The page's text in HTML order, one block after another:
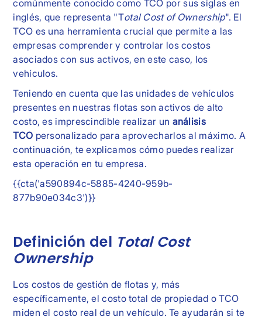
comúnmente conocido como TCO por sus siglas en
inglés, que representa "Total Cost of Ownership". El
TCO es una herramienta crucial que permite a las
empresas comprender y controlar los costos
asociados con sus activos, en este caso, los
vehículos.
Teniendo en cuenta que las unidades de vehículos
presentes en nuestras flotas son activos de alto
costo, es imprescindible realizar un análisis
TCO personalizado para aprovecharlos al máximo. A
continuación, te explicamos cómo puedes realizar
esta operación en tu empresa.
{{cta('a590894c-5885-4240-959b-
877b90e034c3')}}
Definición del Total Cost
Ownership
Los costos de gestión de flotas y, más
específicamente, el costo total de propiedad o TCO
miden el costo real de un vehículo. Te ayudarán si te